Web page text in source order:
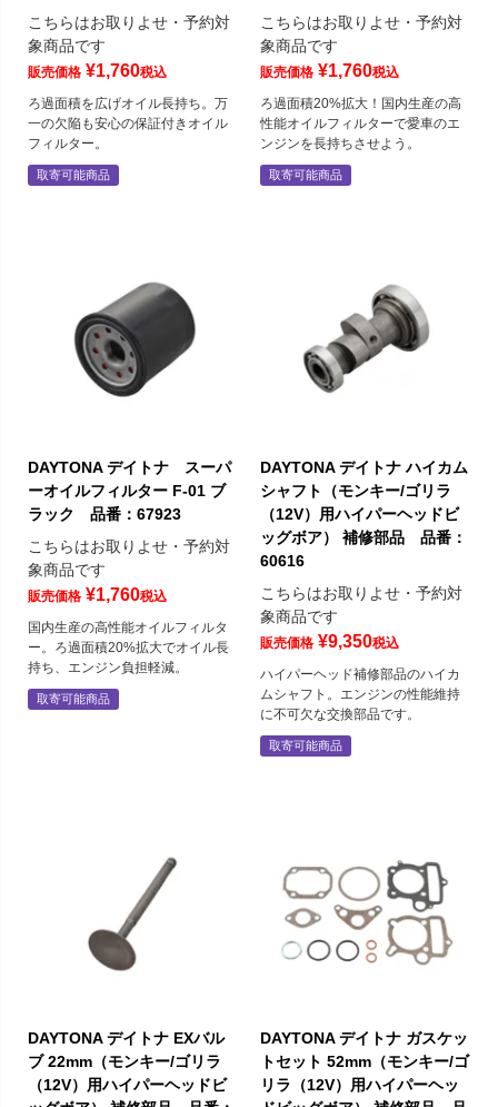
こちらはお取りよせ・予約対
象商品です
販売価格 ¥1,760税込
ろ過面積を広げオイル長持ち。万
一の欠陥も安心の保証付きオイル
フィルター。
取寄可能商品
こちらはお取りよせ・予約対
象商品です
販売価格 ¥1,760税込
ろ過面積20%拡大！国内生産の高
性能オイルフィルターで愛車のエ
ンジンを長持ちさせよう。
取寄可能商品
DAYTONA デイトナ スーパ
ーオイルフィルター F-01 ブ
ラック 品番：67923
こちらはお取りよせ・予約対
象商品です
販売価格 ¥1,760税込
国内生産の高性能オイルフィルタ
ー。ろ過面積20%拡大でオイル長
持ち、エンジン負担軽減。
取寄可能商品
DAYTONA デイトナ ハイカム
シャフト（モンキー/ゴリラ
（12V）用ハイパーヘッドビ
ッグボア） 補修部品 品番：
60616
こちらはお取りよせ・予約対
象商品です
販売価格 ¥9,350税込
ハイパーヘッド補修部品のハイカ
ムシャフト。エンジンの性能維持
に不可欠な交換部品です。
取寄可能商品
DAYTONA デイトナ EXバル
ブ 22mm（モンキー/ゴリラ
（12V）用ハイパーヘッドビ
DAYTONA デイトナ ガスケッ
トセット 52mm（モンキー/ゴ
リラ（12V）用ハイパーヘッ